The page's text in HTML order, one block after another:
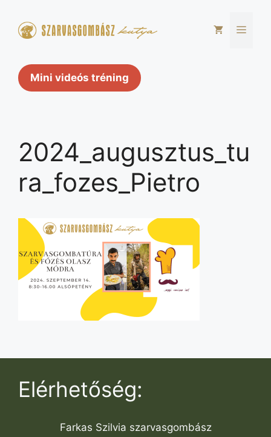
tartalomba
Mini videós tréning
2024_augusztus_tu
ra_fozes_Pietro
Elérhetőség:
Farkas Szilvia szarvasgombász